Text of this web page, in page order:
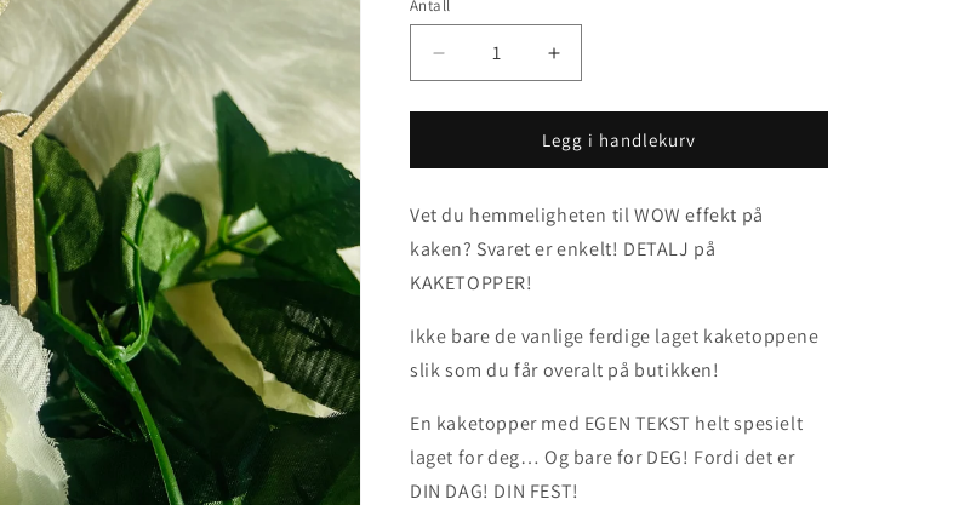
Antall
antallet
for
Kaketopper
-
versjon
1
Øk
antallet
for
Kaketopper
-
versjon
1
Legg i handlekurv
Vet du hemmeligheten til WOW effekt på
kaken? Svaret er enkelt! DETALJ på
KAKETOPPER!
Ikke bare de vanlige ferdige laget kaketoppene
slik som du får overalt på butikken!
En kaketopper med EGEN TEKST helt spesielt
laget for deg… Og bare for DEG! Fordi det er
DIN DAG! DIN FEST!